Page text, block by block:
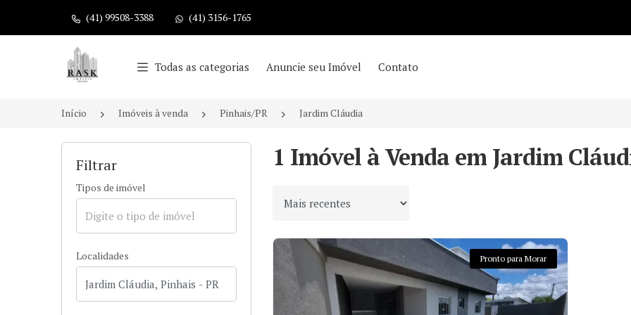
(41) 99508-3388 (41) 3156-1765
Página inicial
Todas as categorias Anuncie seu Imóvel Contato
Início Imóveis à venda Pinhais/PR Jardim Cláudia
Filtrar
Tipos de imóvel
Localidades
1 Imóvel à Venda em Jardim
Ordenar por
Pronto para Morar